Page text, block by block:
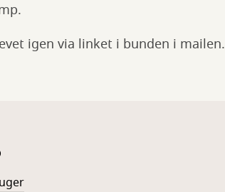
igen via linket i bunden i mailen.